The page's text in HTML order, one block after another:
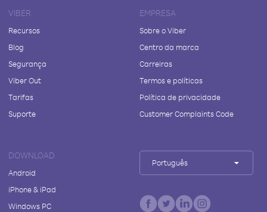
VIBER
Recursos
Blog
Segurança
Viber Out
Tarifas
Suporte
EMPRESA
Sobre o Viber
Centro da marca
Carreiras
Termos e políticas
Política de privacidade
Customer Complaints Code
DOWNLOAD
Android
iPhone & iPad
Windows PC
Português